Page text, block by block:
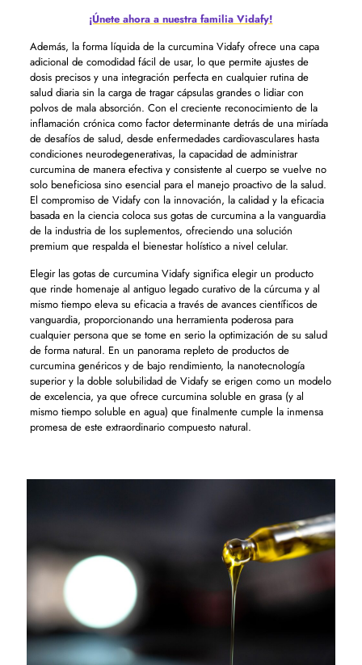
¡Únete ahora a nuestra familia Vidafy!
Además, la forma líquida de la curcumina Vidafy ofrece una capa
adicional de comodidad fácil de usar, lo que permite ajustes de
dosis precisos y una integración perfecta en cualquier rutina de
salud diaria sin la carga de tragar cápsulas grandes o lidiar con
polvos de mala absorción. Con el creciente reconocimiento de la
inflamación crónica como factor determinante detrás de una miríada
de desafíos de salud, desde enfermedades cardiovasculares hasta
condiciones neurodegenerativas, la capacidad de administrar
curcumina de manera efectiva y consistente al cuerpo se vuelve no
solo beneficiosa sino esencial para el manejo proactivo de la salud.
El compromiso de Vidafy con la innovación, la calidad y la eficacia
basada en la ciencia coloca sus gotas de curcumina a la vanguardia
de la industria de los suplementos, ofreciendo una solución
premium que respalda el bienestar holístico a nivel celular.
Elegir las gotas de curcumina Vidafy significa elegir un producto
que rinde homenaje al antiguo legado curativo de la cúrcuma y al
mismo tiempo eleva su eficacia a través de avances científicos de
vanguardia, proporcionando una herramienta poderosa para
cualquier persona que se tome en serio la optimización de su salud
de forma natural. En un panorama repleto de productos de
curcumina genéricos y de bajo rendimiento, la nanotecnología
superior y la doble solubilidad de Vidafy se erigen como un modelo
de excelencia, ya que ofrece curcumina soluble en grasa (y al
mismo tiempo soluble en agua) que finalmente cumple la inmensa
promesa de este extraordinario compuesto natural.